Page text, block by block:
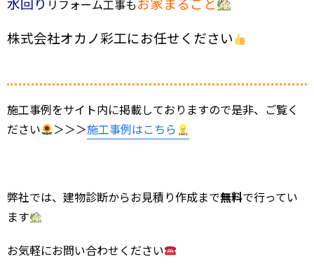
リフォーム工事も
株式会社オカノ彩工にお任せください
施工事例をサイト内に掲載しておりますので是非、ご覧く
ださい
＞＞＞施工事例はこちら
弊社では、建物診断からお見積り作成まで無料で行ってい
ます
お気軽にお問い合わせください